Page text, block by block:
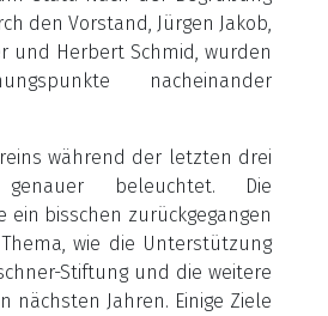
den Vorstand, Jürgen Jakob,
und Herbert Schmid, wurden
nacheinander
während der letzten drei
beleuchtet. Die
ein bisschen zurückgegangen
wie die Unterstützung
Stiftung und die weitere
nächsten Jahren. Einige Ziele